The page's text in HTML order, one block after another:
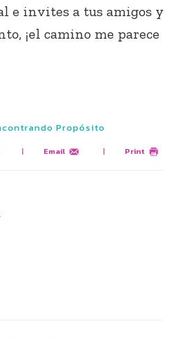
e invites a tus amigos y
¡el camino me parece
Propósito
| Email | Print